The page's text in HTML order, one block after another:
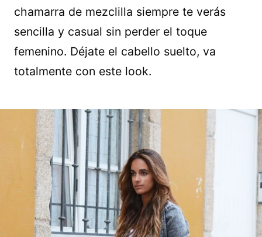
chamarra de mezclilla siempre te verás
sencilla y casual sin perder el toque
femenino. Déjate el cabello suelto, va
totalmente con este look.